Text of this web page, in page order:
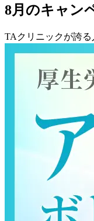
8月のキャン
TAクリニックが誇る